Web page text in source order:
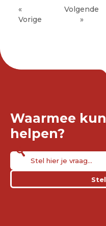
«
Vorige
Volgende
»
Waarmee
helpen?